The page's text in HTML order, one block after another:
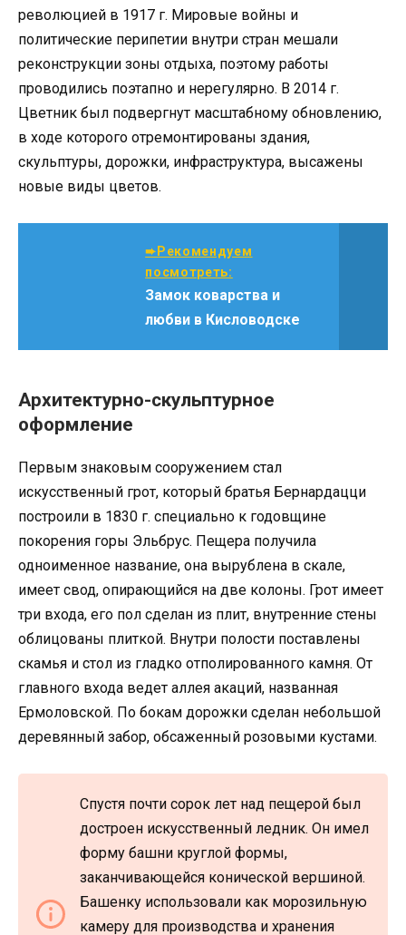
революцией в 1917 г. Мировые войны и
политические перипетии внутри стран мешали
реконструкции зоны отдыха, поэтому работы
проводились поэтапно и нерегулярно. В 2014 г.
Цветник был подвергнут масштабному обновлению,
в ходе которого отремонтированы здания,
скульптуры, дорожки, инфраструктура, высажены
новые виды цветов.
➨Рекомендуем
посмотреть:
Замок коварства и
любви в Кисловодске
Архитектурно-скульптурное
оформление
Первым знаковым сооружением стал
искусственный грот, который братья Бернардацци
построили в 1830 г. специально к годовщине
покорения горы Эльбрус. Пещера получила
одноименное название, она вырублена в скале,
имеет свод, опирающийся на две колоны. Грот имеет
три входа, его пол сделан из плит, внутренние стены
облицованы плиткой. Внутри полости поставлены
скамья и стол из гладко отполированного камня. От
главного входа ведет аллея акаций, названная
Ермоловской. По бокам дорожки сделан небольшой
деревянный забор, обсаженный розовыми кустами.
Спустя почти сорок лет над пещерой был
достроен искусственный ледник. Он имел
форму башни круглой формы,
заканчивающейся конической вершиной.
Башенку использовали как морозильную
камеру для производства и хранения